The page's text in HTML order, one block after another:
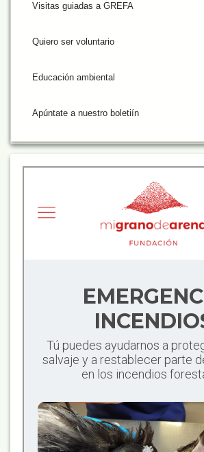
Visitas guiadas a GREFA
Quiero ser voluntario
Educación ambiental
Apúntate a nuestro boletiín